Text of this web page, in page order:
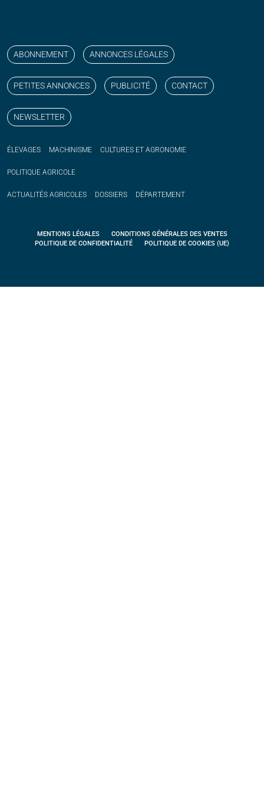
ABONNEMENT ANNONCES LÉGALES
PETITES ANNONCES PUBLICITÉ CONTACT
NEWSLETTER
ÉLEVAGES MACHINISME CULTURES ET AGRONOMIE
POLITIQUE AGRICOLE
ACTUALITÉS AGRICOLES DOSSIERS DÉPARTEMENT
MENTIONS LÉGALES
CONDITIONS GÉNÉRALES DES VENTES
POLITIQUE DE CONFIDENTIALITÉ
POLITIQUE DE COOKIES (UE)